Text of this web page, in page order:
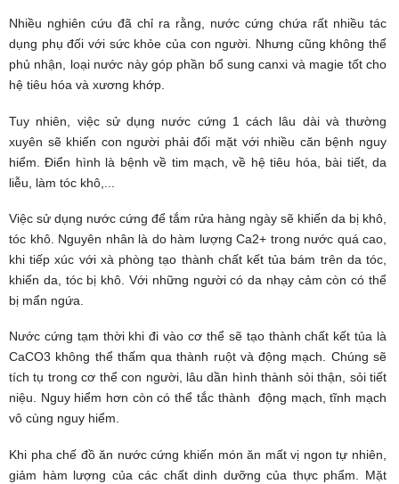
Nhiều nghiên cứu đã chỉ ra rằng, nước cứng chứa rất nhiều tác
dụng phụ đối với sức khỏe của con người. Nhưng cũng không thể
phủ nhận, loại nước này góp phần bổ sung canxi và magie tốt cho
hệ tiêu hóa và xương khớp.
Tuy nhiên, việc sử dụng nước cứng 1 cách lâu dài và thường
xuyên sẽ khiến con người phải đối mặt với nhiều căn bệnh nguy
hiểm. Điển hình là bệnh về tim mạch, về hệ tiêu hóa, bài tiết, da
liễu, làm tóc khô,...
Việc sử dụng nước cứng để tắm rửa hàng ngày sẽ khiến da bị khô,
tóc khô. Nguyên nhân là do hàm lượng Ca2+ trong nước quá cao,
khi tiếp xúc với xà phòng tạo thành chất kết tủa bám trên da tóc,
khiến da, tóc bị khô. Với những người có da nhạy cảm còn có thể
bị mẩn ngứa.
Nước cứng tạm thời khi đi vào cơ thể sẽ tạo thành chất kết tủa là
CaCO3 không thể thấm qua thành ruột và động mạch. Chúng sẽ
tích tụ trong cơ thể con người, lâu dần hình thành sỏi thận, sỏi tiết
niệu. Nguy hiểm hơn còn có thể tắc thành động mạch, tĩnh mạch
vô cùng nguy hiểm.
Khi pha chế đồ ăn nước cứng khiến món ăn mất vị ngon tự nhiên,
giảm hàm lượng của các chất dinh dưỡng của thực phẩm. Mặt